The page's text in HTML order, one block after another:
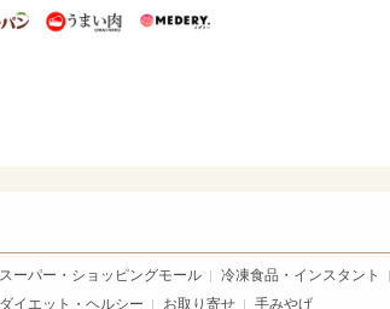
し うまいパン うまい肉
スーパー・ショッピングモール
冷凍食品・インスタント
ダイエット・ヘルシー お取り寄せ 手みやげ